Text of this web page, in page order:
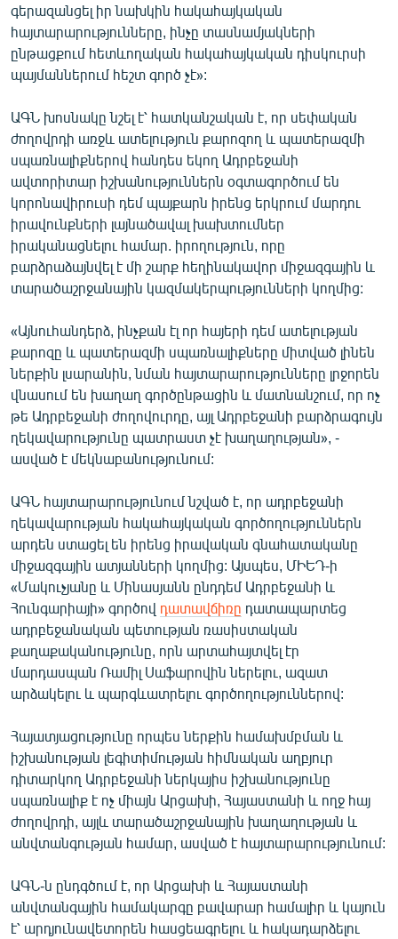
«Ազատության» բոլոր կայքերը
գերազանցել իր նախկին հակահայկական
հայտարարությունները, ինչը տասնամյակների
ընթացքում հետևողական հակահայկական դիսկուրսի
պայմաններում հեշտ գործ չէ»:
ԱԳՆ խոսնակը նշել է՝ հատկանշական է, որ սեփական
ժողովրդի առջև ատելություն քարոզող և պատերազմի
սպառնալիքներով հանդես եկող Ադրբեջանի
ավտորիտար իշխանություններն օգտագործում են
կորոնավիրուսի դեմ պայքարն իրենց երկրում մարդու
իրավունքների լայնածավալ խախտումներ
իրականացնելու համար. իրողություն, որը
բարձրաձայնվել է մի շարք հեղինակավոր միջազգային և
տարածաշրջանային կազմակերպությունների կողմից:
«Այնուհանդերձ, ինչքան էլ որ հայերի դեմ ատելության
քարոզը և պատերազմի սպառնալիքները միտված լինեն
ներքին լսարանին, նման հայտարարությունները լրջորեն
վնասում են խաղաղ գործընթացին և մատնանշում, որ ոչ
թե Ադրբեջանի ժողովուրդը, այլ Ադրբեջանի բարձրագույն
ղեկավարությունը պատրաստ չէ խաղաղության», -
ասված է մեկնաբանությունում:
ԱԳՆ հայտարարությունում նշված է, որ ադրբեջանի
ղեկավարության հակահայկական գործողություններն
արդեն ստացել են իրենց իրավական գնահատականը
միջազգային ատյանների կողմից: Այսպես, ՄԻԵԴ-ի
«Մակուչյանը և Մինասյանն ընդդեմ Ադրբեջանի և
Հունգարիայի» գործով դատավճիռը դատապարտեց
ադրբեջանական պետության ռասիստական
քաղաքականությունը, որն արտահայտվել էր
մարդասպան Ռամիլ Սաֆարովին ներելու, ազատ
արձակելու և պարգևատրելու գործողություններով:
Հայատյացությունը որպես ներքին համախմբման և
իշխանության լեգիտիմության հիմնական աղբյուր
դիտարկող Ադրբեջանի ներկայիս իշխանությունը
սպառնալիք է ոչ միայն Արցախի, Հայաստանի և ողջ հայ
ժողովրդի, այլև տարածաշրջանային խաղաղության և
անվտանգության համար, ասված է հայտարարությունում:
ԱԳՆ-ն ընդգծում է, որ Արցախի և Հայաստանի
անվտանգային համակարգը բավարար համալիր և կայուն
է՝ արդյունավետորեն հասցեագրելու և հակադարձելու